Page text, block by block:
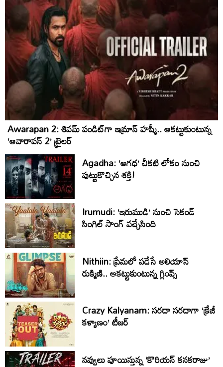
Awarapan 2: శివమ్ పండిట్‌గా ఇమ్రాన్ హష్మీ.. ఆకట్టుకుంటున్న
‘ఆవారాపన్ 2’ ట్రైలర్
Agadha: ‘అగధ’ చీకటి లోకం నుంచి
పుట్టుకొచ్చిన శక్తి!
Irumudi: ‘ఇరుముడి’ నుంచి సెకండ్
సింగిల్ సాంగ్ వచ్చేసింది
Nithiin: ప్రేమలో పడేసే అలియాస్
రుక్మిణి.. ఆకట్టుకుంటున్న గ్లింప్స్‌
Crazy Kalyanam: సరదా సరదాగా ‘క్రేజీ
కళ్యాణం’ టీజర్
నవ్వులు పూయిస్తున్న ‘కొరియన్ కనకరాజు’